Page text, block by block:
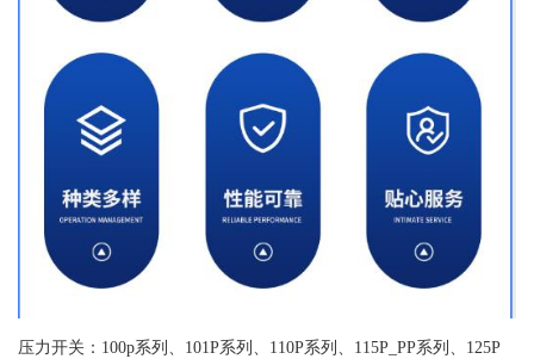
压力开关：100p系列、101P系列、110P系列、115P_PP系列、125P